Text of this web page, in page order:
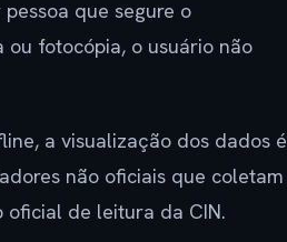
que segure o
fotocópia, o usuário não
a visualização dos dados é
não oficiais que coletam
oficial de leitura da CIN.